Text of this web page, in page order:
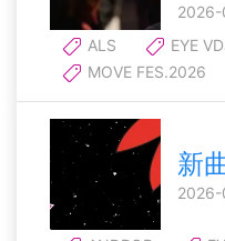
2026-
ALS
EYE
MOVE FES.2026
新
2026-